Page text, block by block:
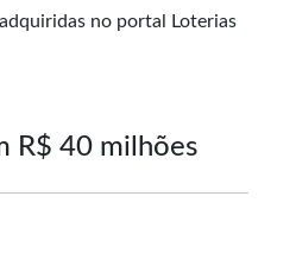
no portal Loterias
R$ 40 milhões